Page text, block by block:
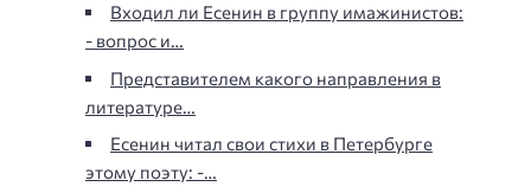
Входил ли Есенин в группу имажинистов:
- вопрос и…
Представителем какого направления в
литературе…
Есенин читал свои стихи в Петербурге
этому поэту: -…